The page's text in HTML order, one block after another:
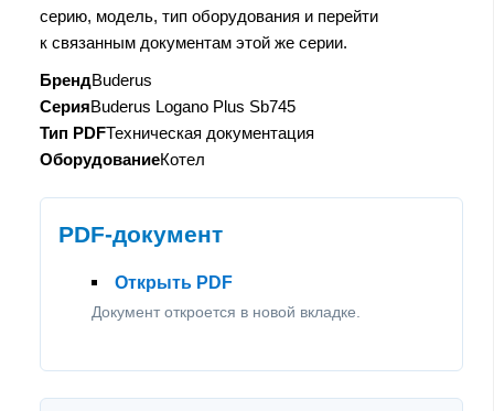
серию, модель, тип оборудования и перейти
к связанным документам этой же серии.
БрендBuderus
СерияBuderus Logano Plus Sb745
Тип PDFТехническая документация
ОборудованиеКотел
PDF-документ
Открыть PDF
Документ откроется в новой вкладке.